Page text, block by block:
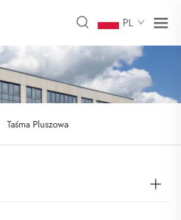
PL
Taśma Pluszowa